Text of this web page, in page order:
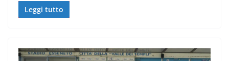
Leggi tutto